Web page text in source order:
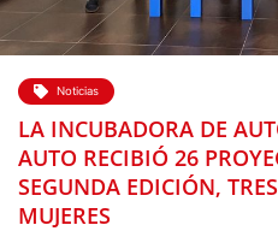
Noticias
LA INCUBADORA DE
AUTO RECIBIÓ 26
SEGUNDA EDICIÓN,
MUJERES